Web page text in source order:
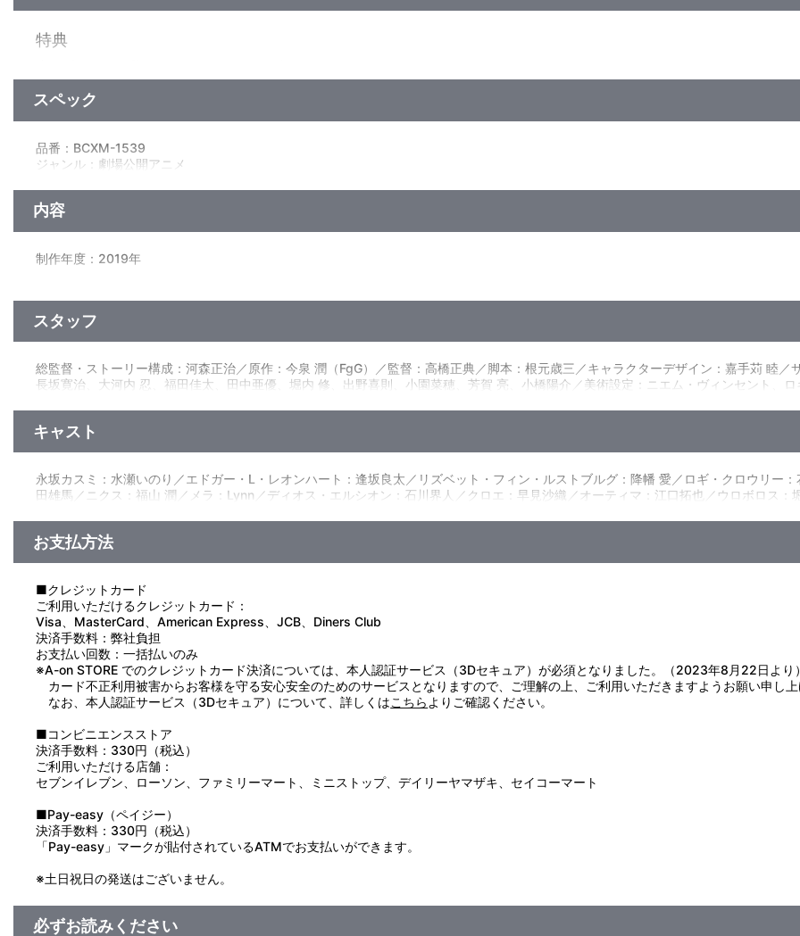
特典
[内容]
・無償幻晶石5000個
・カスミ強化用限定イベント用の鍵×1
・ダークユニット確定チケット×1※すでに所持している場合は魂の欠片×150
◆オリジナルサウンドトラック（CD2枚）
石崎ひゅーいの主題歌＆エンディングソング、水瀬いのりの挿入歌フルバージョンを初収録
映像特典
◆『誰ガ為のアルケミスト』オフィシャルアートワークス デジタルギャラリー（静止画）※KADOKAWAより2018年1月に刊行された
◆スタッフ＆キャストオーディオコメンタリー
他、仕様
◆RINZO描き下ろし収納BOX
◆河森正治描き下ろしインナージャケット
スペック
品番：BCXM-1539
ジャンル：劇場公開アニメ
内容
制作年度：2019年
人”が跋扈する世界だった。カスミは、彼女を召喚した魔法使いのリズ、そしてガンナーのエドガーと出会う。リズは「闇を封じる幻
いなかった。あてがはずれたことに落胆するリズとエドガーだが、カスミを放っていくこともできず、一緒にレジスタンスの村へと向
悩む普通の女子高生・カスミだったが、彼女には秘められた“本当の強さ”があった…。
スタッフ
総監督・ストーリー構成：河森正治／原作：今泉 潤（FgG）／監督：高橋正典／脚本：根元歳三／キャラクターデザイン：嘉手苅 睦
長坂寛治、大河内 忍、福田佳太、田中亜優、堀内 修、出野喜則、小園菜穂、芳賀 亮、小橋陽介／美術設定：ニエム・ヴィンセント、
（EPICレコードジャパン）／企画・プロデュース：今泉 潤／プロデューサー：木村将人、佐藤道明／アニメーションプロデューサー：
キャスト
永坂カスミ：水瀬いのり／エドガー・L・レオンハート：逢坂良太／リズベット・フィン・ルストブルグ：降幡 愛／ロギ・クロウリー
田雄馬／ニクス：福山 潤／メラ：Lynn／ディオス・エルシオン：石川界人／クロエ：早見沙織／オーティマ：江口拓也／ウロボロス：
お支払方法
■クレジットカード
ご利用いただけるクレジットカード：
Visa、MasterCard、American Express、JCB、Diners Club
決済手数料：弊社負担
お支払い回数：一括払いのみ
※A-on STORE でのクレジットカード決済については、本人認証サービス（3Dセキュア）が必須となりました。（2023年8月22日より
カード不正利用被害からお客様を守る安心安全のためのサービスとなりますので、ご理解の上、ご利用いただきますようお願い申し
なお、本人認証サービス（3Dセキュア）について、詳しくはこちら よりご確認ください。
■コンビニエンスストア
決済手数料：330円（税込）
ご利用いただける店舗：
セブンイレブン、ローソン、ファミリーマート、ミニストップ、デイリーヤマザキ、セイコーマート
■Pay-easy（ペイジー）
決済手数料：330円（税込）
「Pay-easy」マークが貼付されているATMでお支払いができます。
※土日祝日の発送はございません。
必ずお読みください